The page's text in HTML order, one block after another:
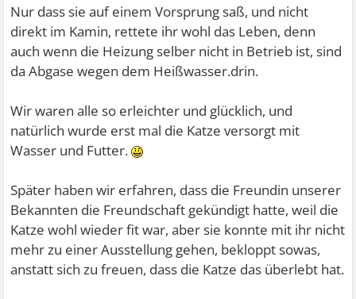
Nur dass sie auf einem Vorsprung saß, und nicht
direkt im Kamin, rettete ihr wohl das Leben, denn
auch wenn die Heizung selber nicht in Betrieb ist, sind
da Abgase wegen dem Heißwasser.drin.
Wir waren alle so erleichter und glücklich, und
natürlich wurde erst mal die Katze versorgt mit
Wasser und Futter.
Später haben wir erfahren, dass die Freundin unserer
Bekannten die Freundschaft gekündigt hatte, weil die
Katze wohl wieder fit war, aber sie konnte mit ihr nicht
mehr zu einer Ausstellung gehen, bekloppt sowas,
anstatt sich zu freuen, dass die Katze das überlebt hat.